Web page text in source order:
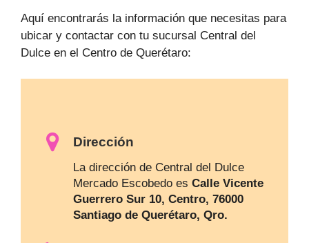
Aquí encontrarás la información que necesitas para
ubicar y contactar con tu sucursal Central del
Dulce en el Centro de Querétaro:
Dirección
La dirección de Central del Dulce
Mercado Escobedo es Calle Vicente
Guerrero Sur 10, Centro, 76000
Santiago de Querétaro, Qro.